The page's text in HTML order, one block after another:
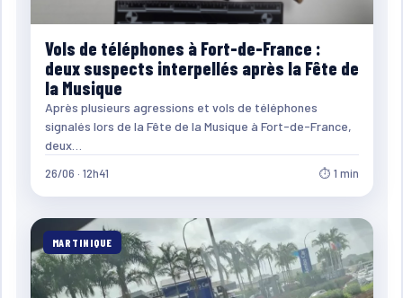
Vols de téléphones à Fort-de-France :
deux suspects interpellés après la Fête de
la Musique
Après plusieurs agressions et vols de téléphones
signalés lors de la Fête de la Musique à Fort-de-France,
deux…
26/06 · 12h41 ⏱ 1 min
MARTINIQUE